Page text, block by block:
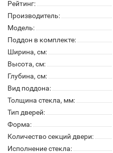
Рейтинг:
Производитель:
Модель:
Поддон в комплекте:
Ширина, см:
Высота, см:
Глубина, см:
Вид поддона:
Толщина стекла, мм:
Тип дверей:
Форма:
Количество секций двери:
Исполнение стекла: